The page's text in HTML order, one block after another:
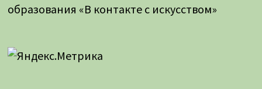
образования «В контакте с искусством»